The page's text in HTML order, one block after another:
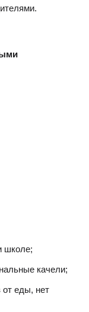
школе;
качели;
от еды, нет